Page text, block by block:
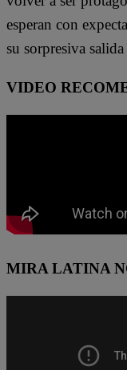
esperan con
su sorpresiva
VIDEO
MIRA LATINA